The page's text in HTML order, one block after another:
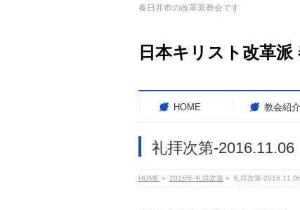
春日井市の改革派教会です
日本キリスト改革派
HOME 教会紹介
礼拝次第-2016.11.06
HOME » 2016年-礼拝次第 » 礼拝次第-2016.11.06